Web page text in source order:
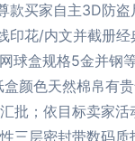
款买家自主3D防
印花/内文并截册
球盒规格5金并钢
颜色天然棉帛有
批；依目标卖家
三层密封带数码